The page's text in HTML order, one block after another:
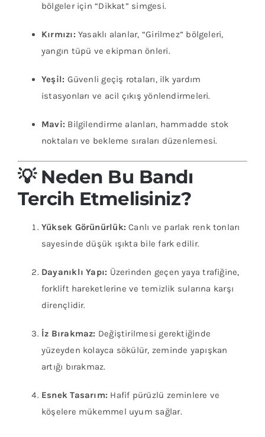
bölgeler için “Dikkat” simgesi.
Kırmızı: Yasaklı alanlar, “Girilmez” bölgeleri,
yangın tüpü ve ekipman önleri.
Yeşil: Güvenli geçiş rotaları, ilk yardım
istasyonları ve acil çıkış yönlendirmeleri.
Mavi: Bilgilendirme alanları, hammadde stok
noktaları ve bekleme sıraları düzenlemesi.
💡 Neden Bu Bandı
Tercih Etmelisiniz?
Yüksek Görünürlük: Canlı ve parlak renk tonları
sayesinde düşük ışıkta bile fark edilir.
Dayanıklı Yapı: Üzerinden geçen yaya trafiğine,
forklift hareketlerine ve temizlik sularına karşı
dirençlidir.
İz Bırakmaz: Değiştirilmesi gerektiğinde
yüzeyden kolayca sökülür, zeminde yapışkan
artığı bırakmaz.
Esnek Tasarım: Hafif pürüzlü zeminlere ve
köşelere mükemmel uyum sağlar.